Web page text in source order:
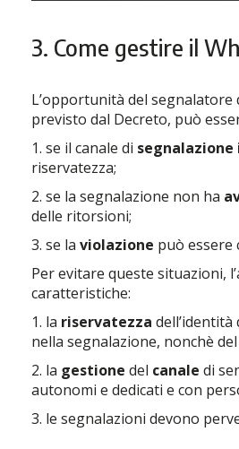
3. Come gestire il
L’opportunità del segnalatore
previsto dal Decreto, può
1. se il canale di
riservatezza;
2. se la segnalazione non ha
delle ritorsioni;
3. se la violazione può essere
Per evitare queste situazioni,
caratteristiche:
1. la riservatezza
nella segnalazione, nonchè
2. la gestione del canale di
autonomi e dedicati e con
3. le segnalazioni devono